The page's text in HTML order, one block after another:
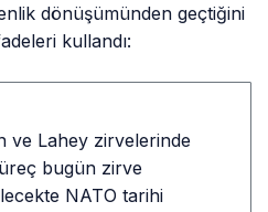
dönüşümünden geçtiğini
kullandı:
ve Lahey zirvelerinde
bugün zirve
NATO tarihi